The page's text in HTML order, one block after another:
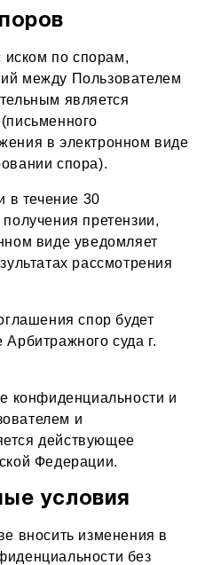
по спорам,
между Пользователем
является
в электронном виде
спора).
в течение 30
претензии,
виде уведомляет
рассмотрения
спор будет
суда г.
конфиденциальности и
и
действующее
Федерации.
условия
вносить изменения в
без